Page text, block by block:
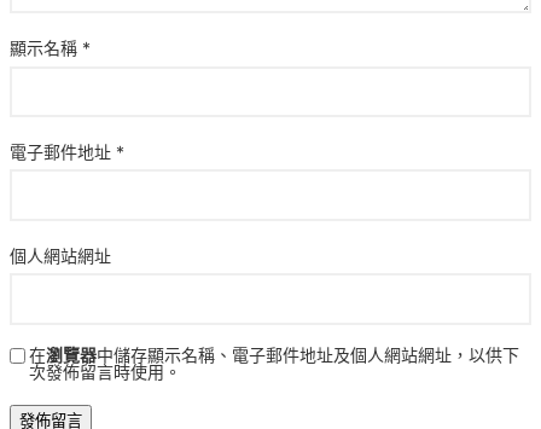
顯示名稱 *
電子郵件地址 *
個人網站網址
在瀏覽器中儲存顯示名稱、電子郵件地址及個人網站網址，以供下
次發佈留言時使用。